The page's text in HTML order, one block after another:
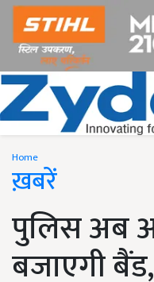
Home
ख़बरें
पुलिस अब
बजाएगी